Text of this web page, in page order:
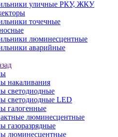
уличные РКУ, ЖКУ
точечные
люминесцентные
аварийные
накаливания
светодиодные
светодиодные LED
галогенные
люминесцентные
газоразрядные
люминесцентные